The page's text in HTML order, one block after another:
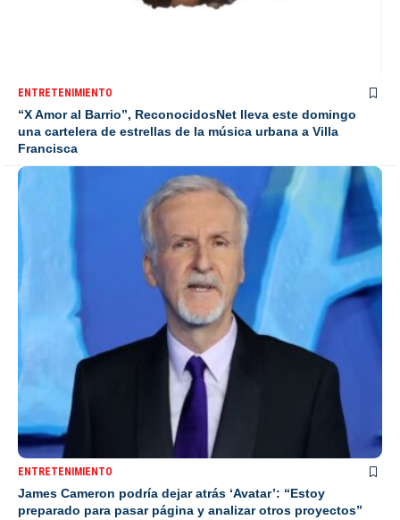
ENTRETENIMIENTO
“X Amor al Barrio”, ReconocidosNet lleva este domingo
una cartelera de estrellas de la música urbana a Villa
Francisca
ENTRETENIMIENTO
James Cameron podría dejar atrás ‘Avatar’: “Estoy
preparado para pasar página y analizar otros proyectos”